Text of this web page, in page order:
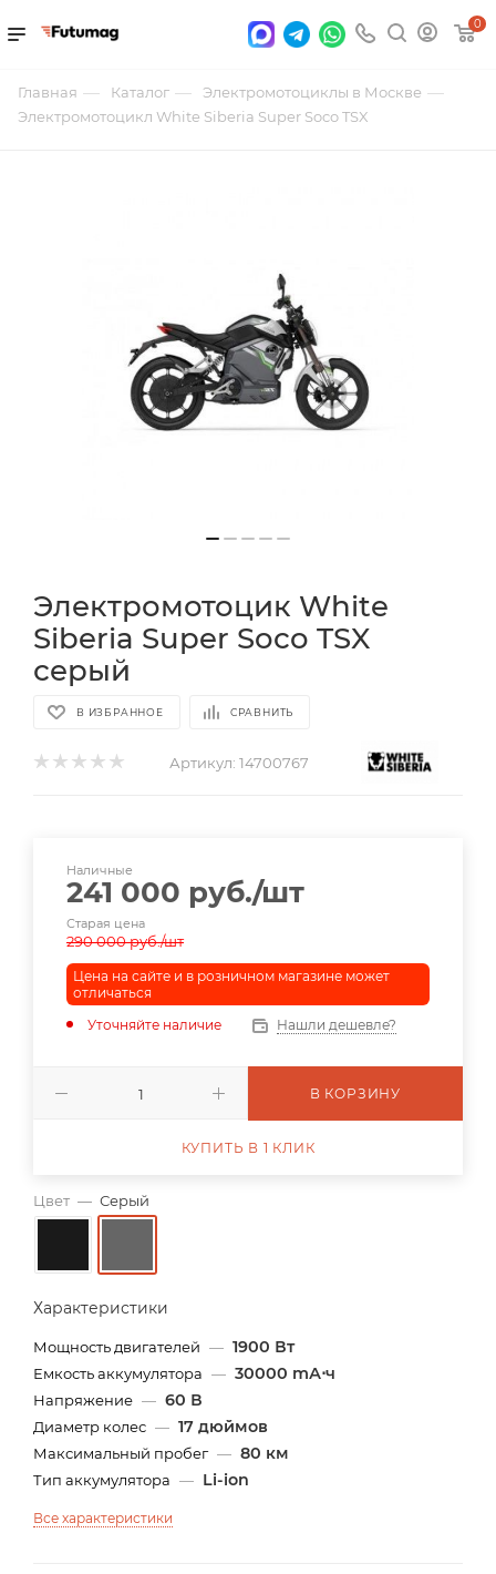
0
Главная — Каталог — Электромотоциклы в Москве —
Электромотоцикл White Siberia Super Soco TSX
Электромотоцик White
Siberia Super Soco TSX
серый
В ИЗБРАННОЕ СРАВНИТЬ
Артикул: 14700767
Цвет — Серый
Характеристики
Мощность двигателей — 1900 Вт
Емкость аккумулятора — 30000 mА⋅ч
Напряжение — 60 В
Диаметр колес — 17 дюймов
Максимальный пробег — 80 км
Тип аккумулятора — Li-ion
Все характеристики
Наличные
241 000 руб./шт
Старая цена
290 000руб./шт
Цена на сайте и в розничном магазине может
отличаться
Уточняйте наличие
Нашли дешевле?
В КОРЗИНУ
КУПИТЬ В 1 КЛИК